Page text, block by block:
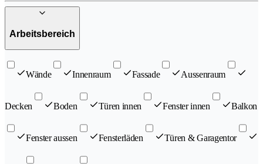
Arbeitsbereich
Wände Innenraum Fassade Aussenraum
Decken Boden Türen innen Fenster innen Balkon
Fenster aussen Fensterläden Türen & Garagentor